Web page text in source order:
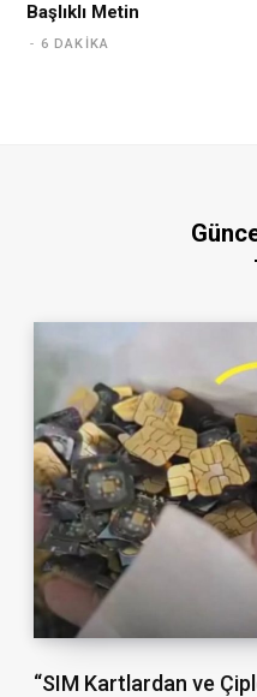
Başlıklı Metin
6 DAKIKA
“SIM Kartlardan ve